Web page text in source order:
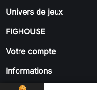
Univers de jeux
FIGHOUSE
Votre compte
Informations